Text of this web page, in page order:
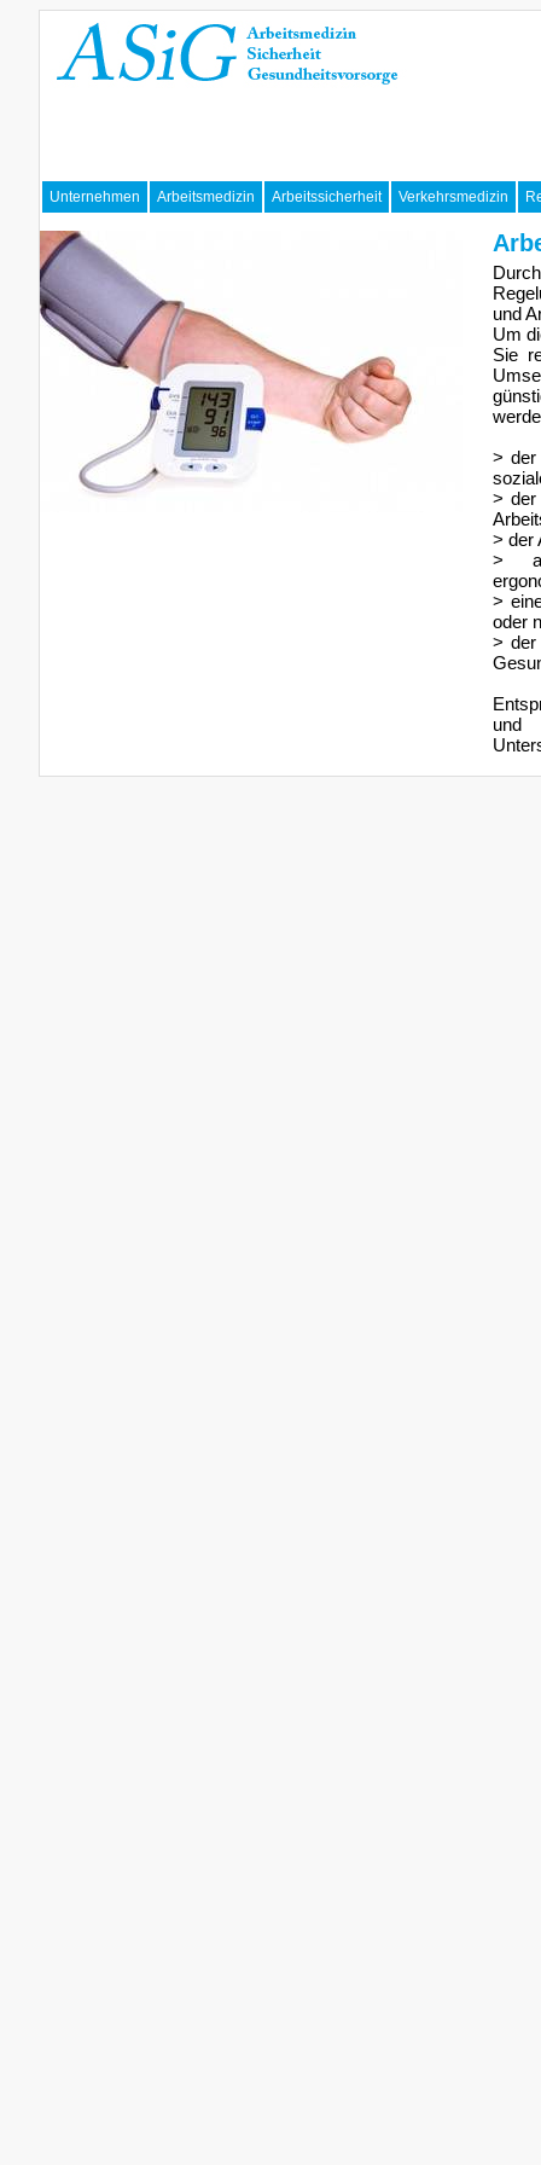
Unternehmen Arbeitsmedizin Arbeitssicherheit Verkehrsmedizin
und
Um
Sie
> der
> der
> der
>
>
oder
> der
und